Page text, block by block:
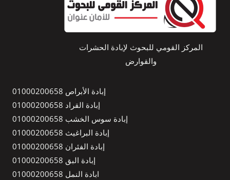
المركز القومي للبحوث لإبادة الحشرات
والقوارض
إبادة الأبراص 01000200658
إبادة القراد 01000200658
إبادة سوس الخشب 01000200658
إبادة البراغيث 01000200658
إبادة الفئران 01000200658
إبادة البق 01000200658
ابادة النمل 01000200658